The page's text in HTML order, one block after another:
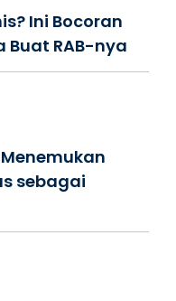
Ini Bocoran
Buat RAB-nya
sebagai